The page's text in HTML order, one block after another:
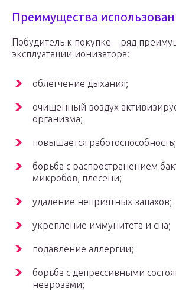
Преимущества
Побудитель к покупке – ряд
эксплуатации ионизатора:
облегчение дыхания;
очищенный воздух
организма;
повышается работоспособность;
борьба с распространением
микробов, плесени;
удаление неприятных запахов;
укрепление иммунитета и сна;
подавление аллергии;
борьба с депрессивными
неврозами;